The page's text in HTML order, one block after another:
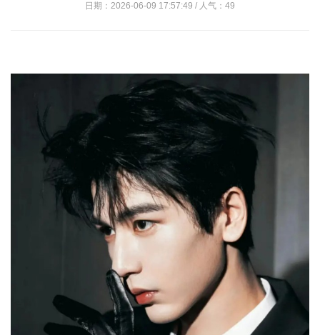
日期：2026-06-09 17:57:49 / 人气：49